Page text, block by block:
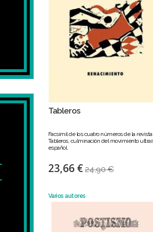
Tableros
Facsímil de los cuatro números de la revista
Tableros, culminación del movimiento
español.
23,66 € 24,90 €
Varios autores